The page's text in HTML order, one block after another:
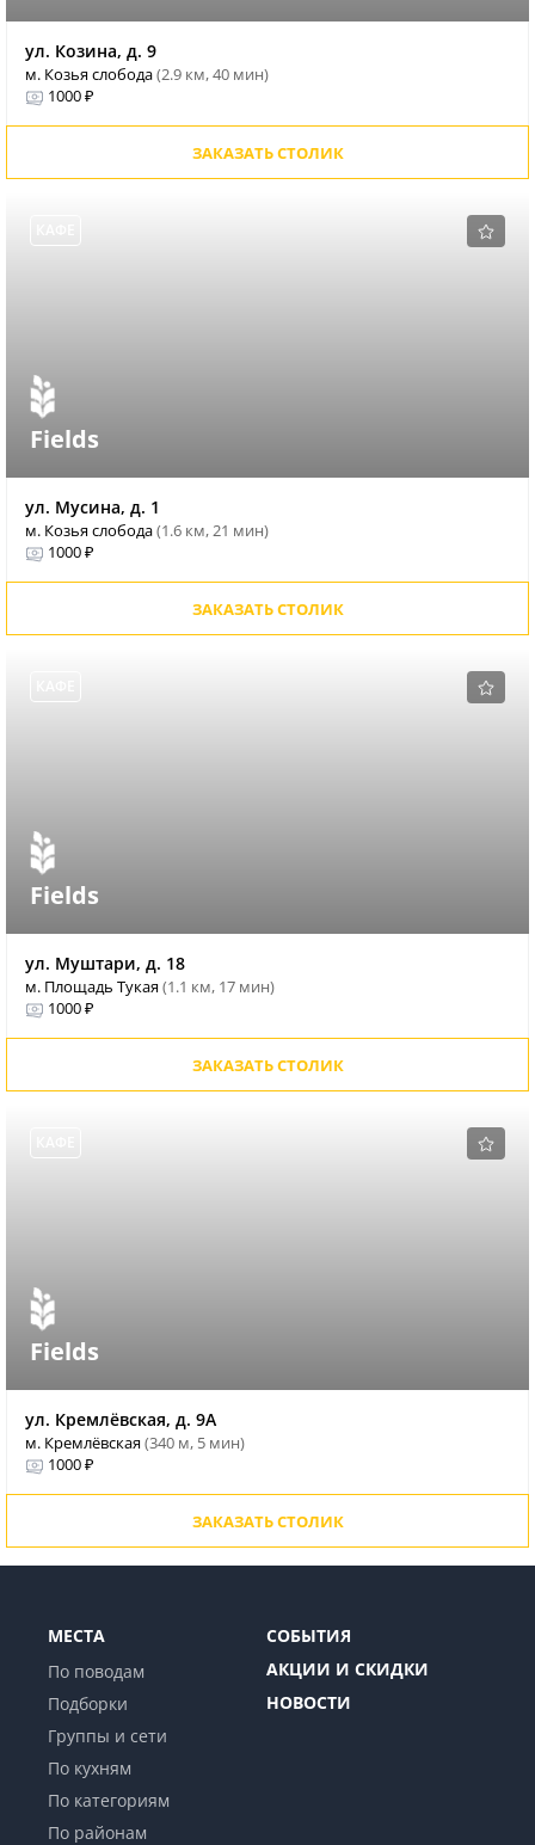
ул. Козина, д. 9
м. Козья слобода(2.9 км, 40 мин)
1000 ₽
ЗАКАЗАТЬ СТОЛИК
Fields
ул. Мусина, д. 1
м. Козья слобода(1.6 км, 21 мин)
1000 ₽
ЗАКАЗАТЬ СТОЛИК
Fields
ул. Муштари, д. 18
м. Площадь Тукая(1.1 км, 17 мин)
1000 ₽
ЗАКАЗАТЬ СТОЛИК
Fields
ул. Кремлёвская, д. 9А
м. Кремлёвская(340 м, 5 мин)
1000 ₽
ЗАКАЗАТЬ СТОЛИК
МЕСТА
По поводам
Подборки
Группы и сети
По кухням
По категориям
По районам
СОБЫТИЯ
АКЦИИ И СКИДКИ
НОВОСТИ